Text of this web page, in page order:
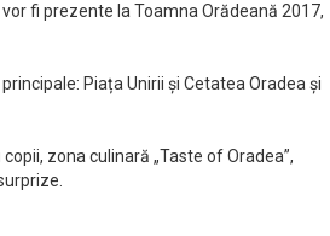
fi prezente la Toamna Orădeană 2017,
Piața Unirii și Cetatea Oradea și
zona culinară „Taste of Oradea”,